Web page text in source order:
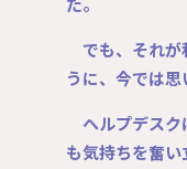
でも、それが
うに、今では思
ヘルプデスク
も気持ちを奮